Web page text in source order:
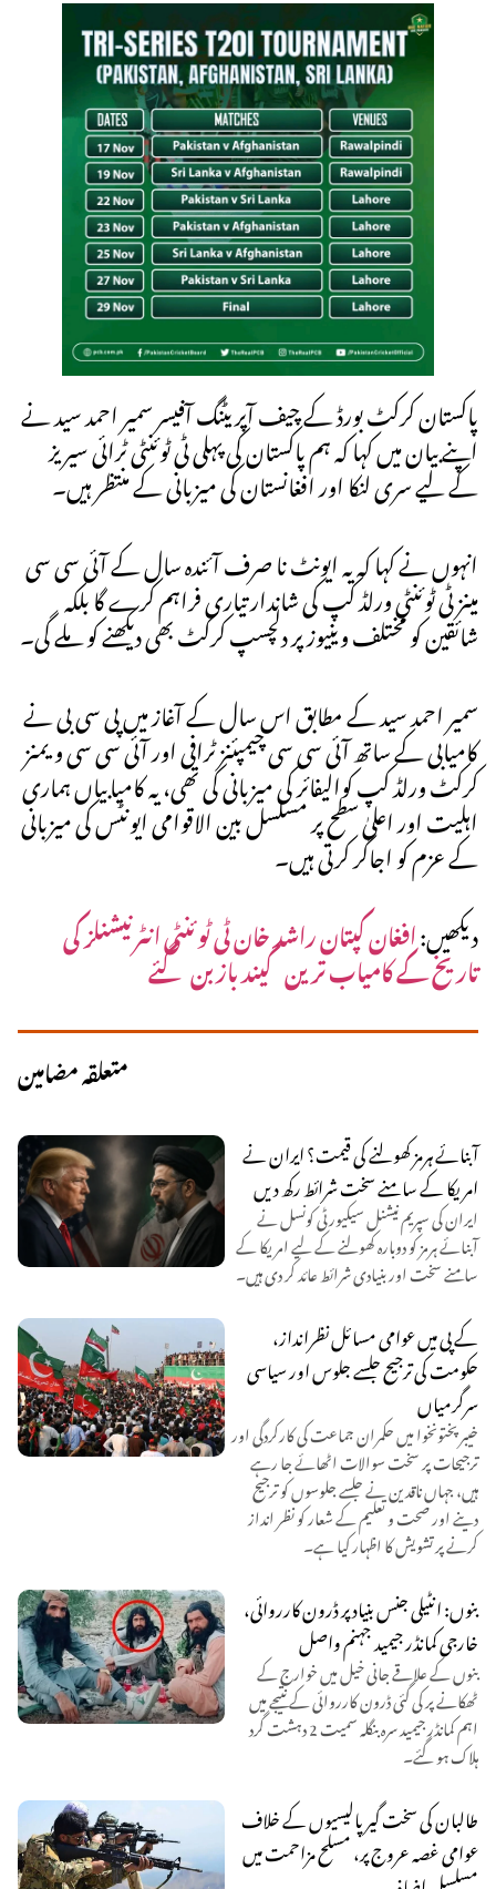
پاکستان کرکٹ بورڈ کے چیف آپریٹنگ آفیسر سمیر احمد سید نے
اپنے بیان میں کہا کہ ہم پاکستان کی پہلی ٹی ٹوئنٹی ٹرائی سیریز
کے لیے سری لنکا اور افغانستان کی میزبانی کے منتظر ہیں۔
انہوں نے کہا کہ یہ ایونٹ نا صرف آئندہ سال کے آئی سی سی
مینز ٹی ٹوئنٹی ورلڈ کپ کی شاندار تیاری فراہم کرے گا بلکہ
شائقین کو مختلف وینیوز پر دلچسپ کرکٹ بھی دیکھنے کو ملے گی۔
سمیر احمد سید کے مطابق اس سال کے آغاز میں پی سی بی نے
کامیابی کے ساتھ آئی سی سی چیمپئنز ٹرافی اور آئی سی سی ویمنز
کرکٹ ورلڈ کپ کوالیفائر کی میزبانی کی تھی، یہ کامیابیاں ہماری
اہلیت اور اعلیٰ سطح پر مسلسل بین الاقوامی ایونٹس کی میزبانی
کے عزم کو اجاگر کرتی ہیں۔
دیکھیں:افغان کپتان راشد خان ٹی ٹوئنٹی انٹرنیشنلز کی
تاریخ کے کامیاب ترین گیند باز بن گئے
متعلقہ مضامین
آبنائے ہرمز کھولنے کی قیمت؟ ایران نے
امریکا کے سامنے سخت شرائط رکھ دیں
ایران کی سپریم نیشنل سیکیورٹی کونسل نے
آبنائے ہرمز کو دوبارہ کھولنے کے لیے امریکا کے
سامنے سخت اور بنیادی شرائط عائد کر دی ہیں۔
کے پی میں عوامی مسائل نظرانداز،
حکومت کی ترجیح جلسے جلوس اور سیاسی
سرگرمیاں
خیبر پختونخوا میں حکمران جماعت کی کارکردگی اور
ترجیحات پر سخت سوالات اٹھائے جا رہے
ہیں، جہاں ناقدین نے جلسے جلوسوں کو ترجیح
دینے اور صحت و تعلیم کے شعار کو نظر انداز
کرنے پر تشویش کا اظہار کیا ہے۔
بنوں: انٹیلی جنس بنیاد پر ڈرون کارروائی،
خارجی کمانڈر جیمید جہنم واصل
بنوں کے علاقے جانی خیل میں خوارج کے
ٹھکانے پر کی گئی ڈرون کارروائی کے نتیجے میں
اہم کمانڈر جیمید سرہ بنگلہ سمیت 2 دہشت گرد
ہلاک ہو گئے۔
طالبان کی سخت گیر پالیسیوں کے خلاف
عوامی غصہ عروج پر، مسلح مزاحمت میں